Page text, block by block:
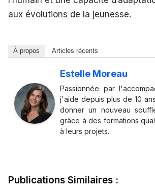
aux évolutions de la jeunesse.
À propos Articles récents
Estelle Moreau
Passionnée par
j'aide depuis plus de 10
donner un nouveau
grâce à des formations
à leurs projets.
Publications Similaires :